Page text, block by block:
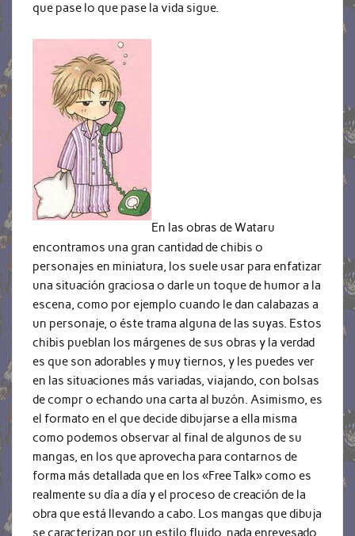
que pase lo que pase la vida sigue.
En las obras de Wataru
encontramos una gran cantidad de chibis o
personajes en miniatura, los suele usar para enfatizar
una situación graciosa o darle un toque de humor a la
escena, como por ejemplo cuando le dan calabazas a
un personaje, o éste trama alguna de las suyas. Estos
chibis pueblan los márgenes de sus obras y la verdad
es que son adorables y muy tiernos, y les puedes ver
en las situaciones más variadas, viajando, con bolsas
de compr o echando una carta al buzón. Asimismo, es
el formato en el que decide dibujarse a ella misma
como podemos observar al final de algunos de su
mangas, en los que aprovecha para contarnos de
forma más detallada que en los «Free Talk» como es
realmente su día a día y el proceso de creación de la
obra que está llevando a cabo. Los mangas que dibuja
se caracterizan por un estilo fluido, nada enrevesado,